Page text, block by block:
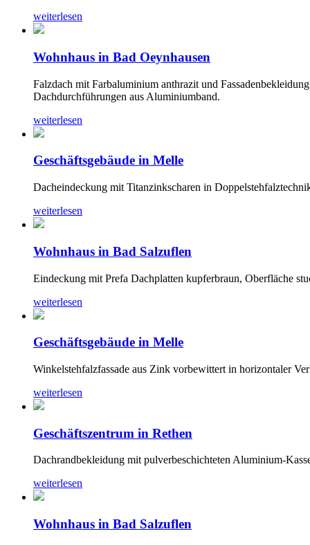
weiterlesen
Wohnhaus in Bad Oeynhausen
Falzdach mit Farbaluminium anthrazit und
Dachdurchführungen aus Aluminiumband.
weiterlesen
Geschäftsgebäude in Melle
Dacheindeckung mit Titanzinkscharen in
weiterlesen
Wohnhaus in Bad Salzuflen
Eindeckung mit Prefa Dachplatten kupferbraun, Oberfläche
weiterlesen
Geschäftsgebäude in Melle
Winkelstehfalzfassade aus Zink vorbewittert in horizontaler
weiterlesen
Geschäftszentrum in Rethen
Dachrandbekleidung mit pulverbeschichteten Aluminium-
weiterlesen
Wohnhaus in Bad Salzuflen